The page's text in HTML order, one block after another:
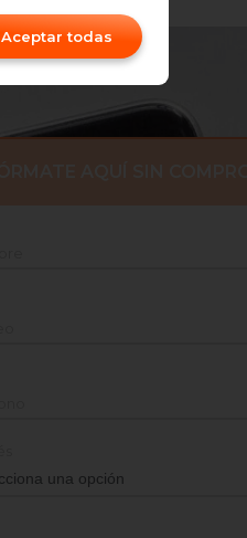
Aceptar todas